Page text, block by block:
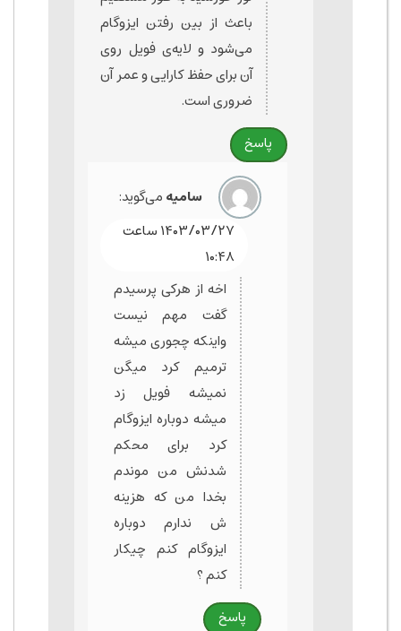
باعث از بین رفتن ایزوگام
می‌شود و لایه‌ی فویل روی
آن برای حفظ کارایی و عمر آن
ضروری است.
پاسخ
سامیهمی‌گوید:
۱۴۰۳/۰۳/۲۷ ساعت
۱۰:۴۸
اخه از هرکی پرسیدم
گفت مهم نیست
واینکه چجوری میشه
ترمیم کرد میگن
نمیشه فویل زد
میشه دوباره ایزوگام
کرد برای محکم
شدنش من موندم
بخدا من که هزینه
ش ندارم دوباره
ایزوگام کنم چیکار
کنم ؟
پاسخ